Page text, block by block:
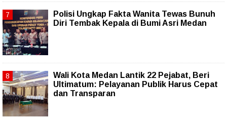
Polisi Ungkap Fakta Wanita Tewas Bunuh
Diri Tembak Kepala di Bumi Asri Medan
Wali Kota Medan Lantik 22 Pejabat, Beri
Ultimatum: Pelayanan Publik Harus Cepat
dan Transparan